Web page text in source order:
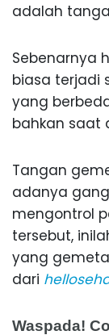
adalah
Sebenarnya
biasa terjadi
yang
bahkan saat
Tangan
adanya
mengontrol
tersebut,
yang
dari
Waspada!